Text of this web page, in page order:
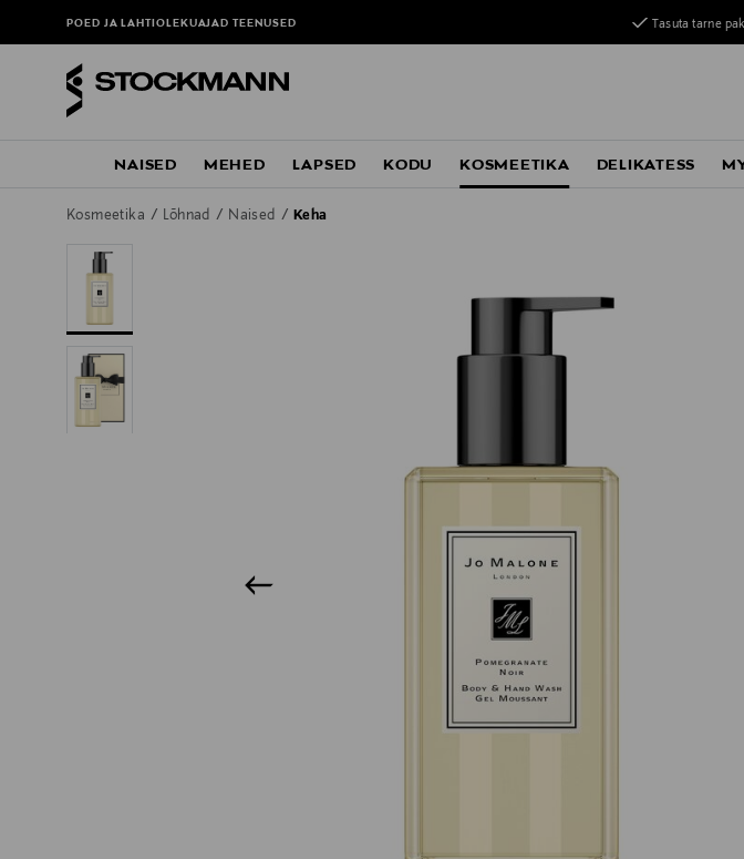
POED JA LAHTIOLEKUAJADTEENUSED Tasuta tarne
NAISED MEHED LAPSED KODU KOSMEETIKA DELIKATESS
Kosmeetika Lõhnad Naised Keha